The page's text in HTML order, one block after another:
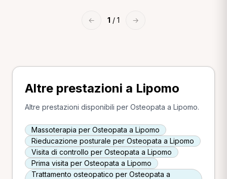
← 1 / 1 →
Altre prestazioni a Lipomo
Altre prestazioni disponibili per Osteopata a Lipomo.
Massoterapia per Osteopata a Lipomo
Rieducazione posturale per Osteopata a Lipomo
Visita di controllo per Osteopata a Lipomo
Prima visita per Osteopata a Lipomo
Trattamento osteopatico per Osteopata a